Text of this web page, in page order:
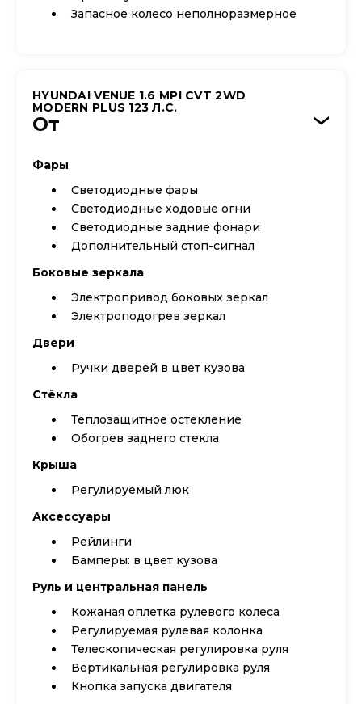
Запасное колесо неполноразмерное
HYUNDAI VENUE 1.6 MPI CVT 2WD
MODERN PLUS 123 Л.С.
От ›
Фары
Светодиодные фары
Светодиодные ходовые огни
Cветодиодные задние фонари
Дополнительный стоп-сигнал
Боковые зеркала
Электропривод боковых зеркал
Электроподогрев зеркал
Двери
Ручки дверей в цвет кузова
Стёкла
Теплозащитное остекление
Обогрев заднего стекла
Крыша
Регулируемый люк
Аксессуары
Рейлинги
Бамперы: в цвет кузова
Руль и центральная панель
Кожаная оплетка рулевого колеса
Регулируемая рулевая колонка
Телескопическая регулировка руля
Вертикальная регулировка руля
Кнопка запуска двигателя